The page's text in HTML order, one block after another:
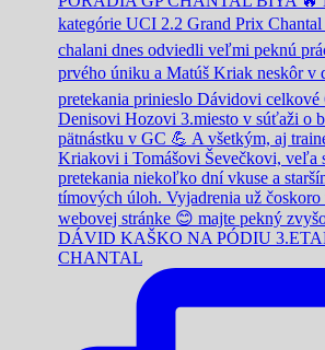
DÁVID KAŠKO NA PÓDIU
CHANTAL